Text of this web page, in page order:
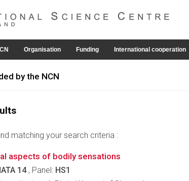
Organisation Funding International cooperation
by the NCN
matching your search criteria :
aspects of bodily sensations
14, Panel: HS1